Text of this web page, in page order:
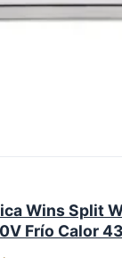
Wins Split
Frío Calor